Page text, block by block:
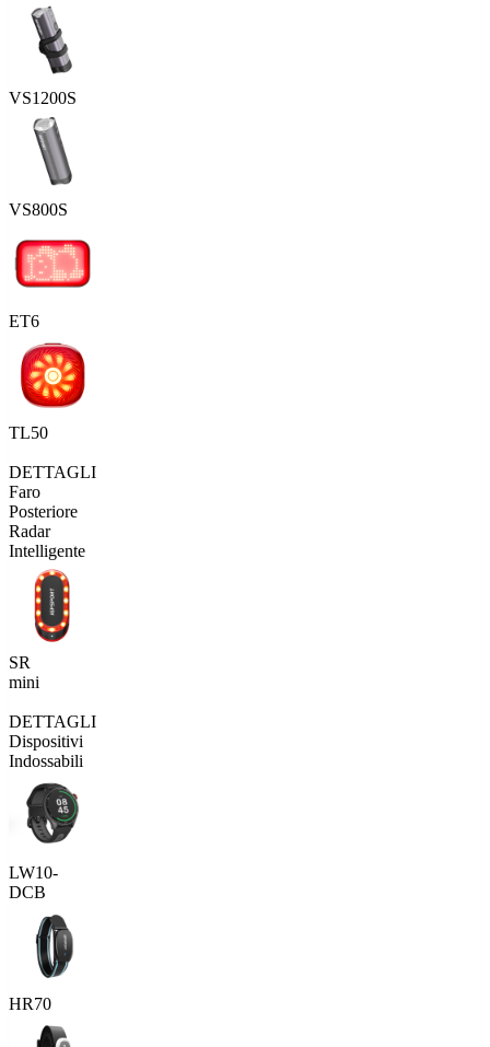
VS1200S
VS800S
ET6
TL50
DETTAGLI
Faro
Posteriore
Radar
Intelligente
SR
mini
DETTAGLI
Dispositivi
Indossabili
LW10-
DCB
HR70